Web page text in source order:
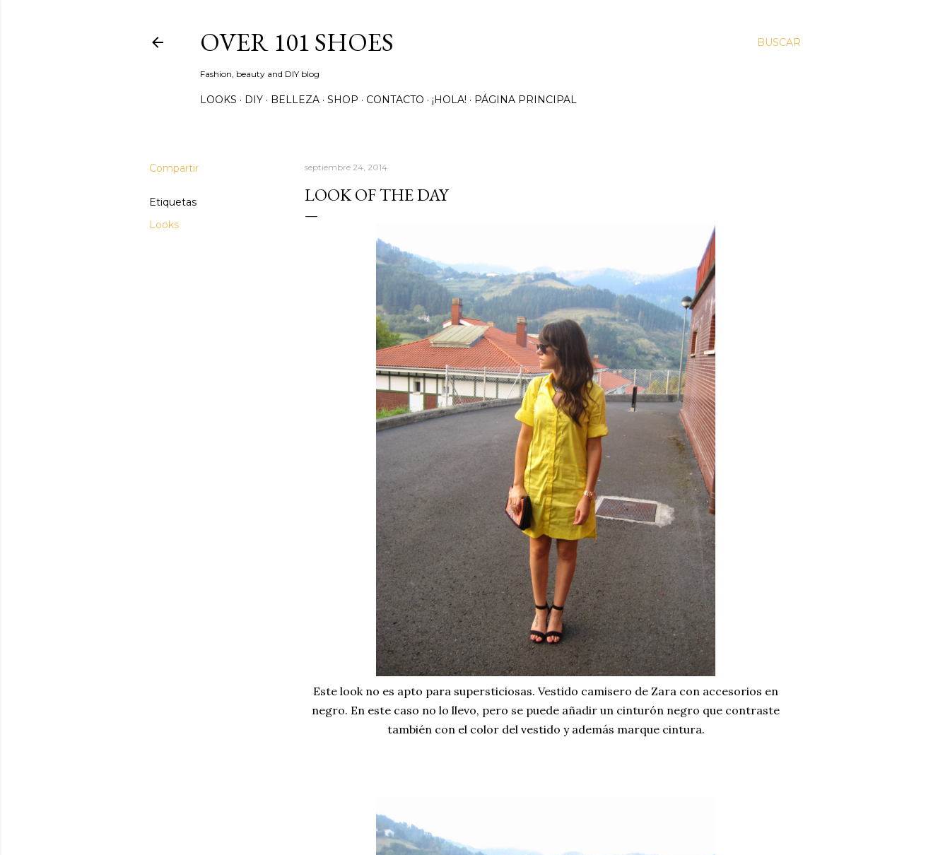
BUSCAR
OVER 101 SHOES
Fashion, beauty and DIY blog
LOOKS DIY BELLEZA SHOP CONTACTO ¡HOLA! PÁGINA PRINCIPAL
Compartir
Etiquetas
Looks
septiembre 24, 2014
LOOK OF THE DAY
Este look no es apto para supersticiosas. Vestido camisero de Zara con accesorios en
negro. En este caso no lo llevo, pero se puede añadir un cinturón negro que contraste
también con el color del vestido y además marque cintura.